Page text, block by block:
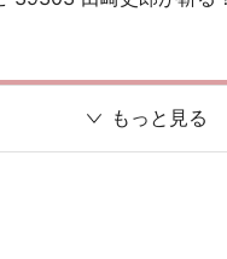
もっと見る